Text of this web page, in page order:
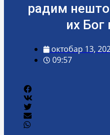
радим
их
октобар 13,
09:57